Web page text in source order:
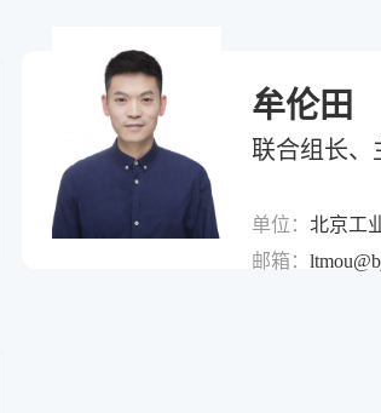
牟伦田
联合组长、
单位： 北京工
邮箱：